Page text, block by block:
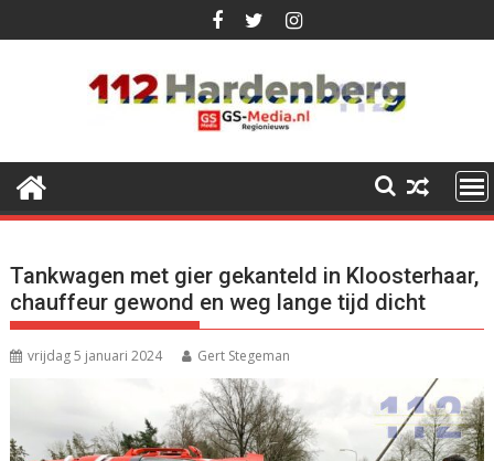
naar
Tankwagen met gier gekanteld in Kloosterhaar,
chauffeur gewond en weg lange tijd dicht
vrijdag 5 januari 2024 Gert Stegeman